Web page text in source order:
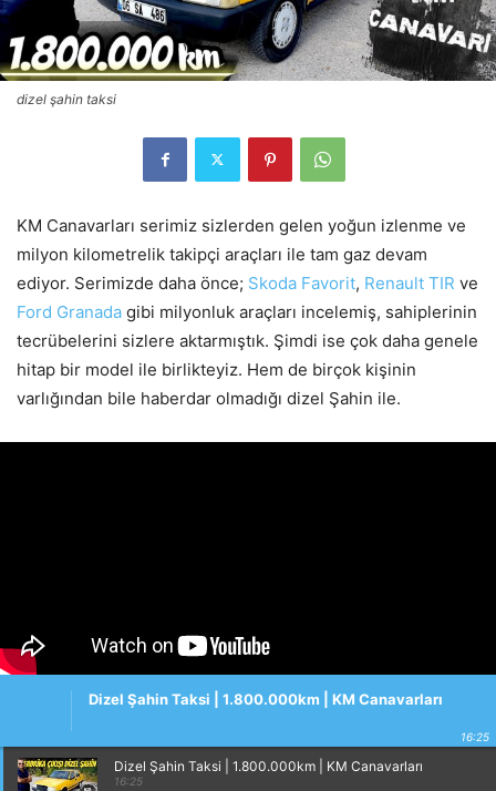
dizel şahin taksi
KM Canavarları serimiz sizlerden gelen yoğun izlenme ve
milyon kilometrelik takipçi araçları ile tam gaz devam
ediyor. Serimizde daha önce; Skoda Favorit, Renault TIR ve
Ford Granada gibi milyonluk araçları incelemiş, sahiplerinin
tecrübelerini sizlere aktarmıştık. Şimdi ise çok daha genele
hitap bir model ile birlikteyiz. Hem de birçok kişinin
varlığından bile haberdar olmadığı dizel Şahin ile.
Dizel Şahin Taksi | 1.800.000km | KM Canavarları
16:25
Dizel Şahin Taksi | 1.800.000km | KM Canavarları
16:25